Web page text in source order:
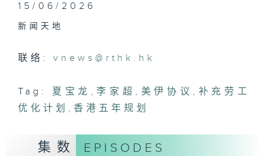
15/06/2026
新闻天地
联络:vnews@rthk.hk
Tag: 夏宝龙 , 李家超 , 美伊协议 , 补充劳工
优化计划 , 香港五年规划
集数 EPISODES